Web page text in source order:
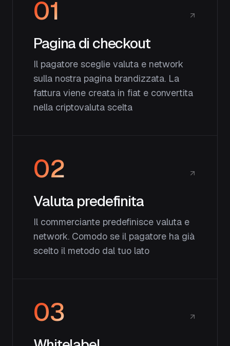
01
Pagina di checkout
Il pagatore sceglie valuta e network
sulla nostra pagina brandizzata. La
fattura viene creata in fiat e convertita
nella criptovaluta scelta
02
Valuta predefinita
Il commerciante predefinisce valuta e
network. Comodo se il pagatore ha già
scelto il metodo dal tuo lato
03